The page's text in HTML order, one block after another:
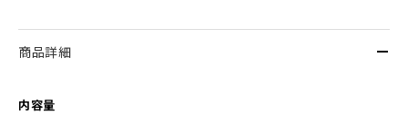
商品詳細
内容量